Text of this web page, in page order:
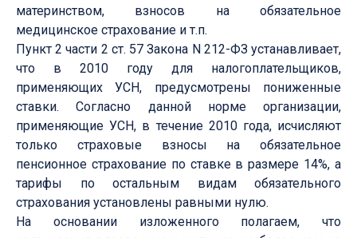
материнством, взносов на обязательное
медицинское страхование и т.п.
Пункт 2 части 2 ст. 57 Закона N 212-ФЗ устанавливает,
что в 2010 году для налогоплательщиков,
применяющих УСН, предусмотрены пониженные
ставки. Согласно данной норме организации,
применяющие УСН, в течение 2010 года, исчисляют
только страховые взносы на обязательное
пенсионное страхование по ставке в размере 14%, а
тарифы по остальным видам обязательного
страхования установлены равными нулю.
На основании изложенного полагаем, что